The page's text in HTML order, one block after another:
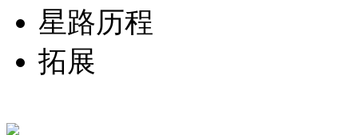
星路历程
拓展